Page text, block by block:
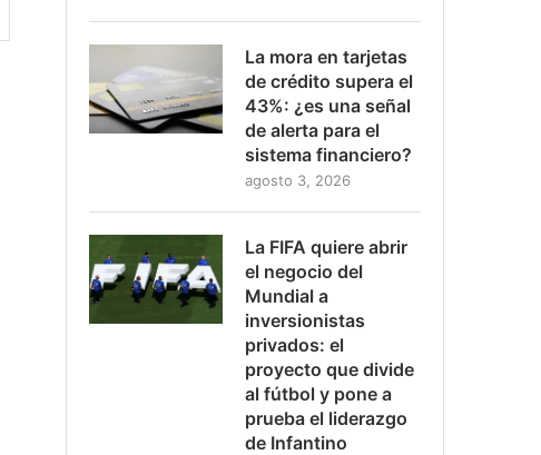
La mora en tarjetas
de crédito supera el
43%: ¿es una señal
de alerta para el
sistema financiero?
agosto 3, 2026
La FIFA quiere abrir
el negocio del
Mundial a
inversionistas
privados: el
proyecto que divide
al fútbol y pone a
prueba el liderazgo
de Infantino